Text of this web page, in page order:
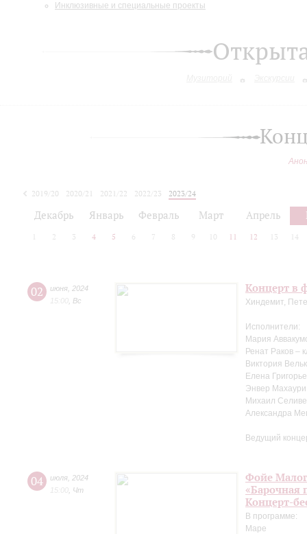
Инклюзивные и специальные проекты
2019/20 2020/21 2021/22 2022/23
2023/24
Декабрь Январь Февраль Март Апрель
2 3 4 5 6 7 8 9 10 11 12 13 14
02 июня 2024
15:00 Вс
Концерт в
Хиндемит,
Исполнители:
Мария
Ренат Раков –
Виктория
Елена
Энвер Махаури
Михаил
Александра
Ведущий
04 июля 2024
15:00 Чт
Фойе
«Барочная
Концерт-
В программе:
Маре